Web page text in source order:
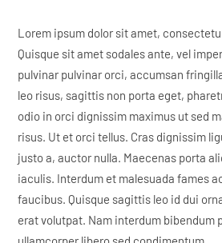
Lorem ipsum dolor sit amet,
Quisque sit amet sodales ante, vel
pulvinar pulvinar orci, accumsan
leo risus, sagittis non porta eget,
odio in orci dignissim maximus ut sed
risus. Ut et orci tellus. Cras dignissim
justo a, auctor nulla. Maecenas porta
iaculis. Interdum et malesuada fames
faucibus. Quisque sagittis leo id dui
erat volutpat. Nam interdum bibendum